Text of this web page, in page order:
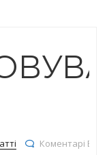
Коментарі